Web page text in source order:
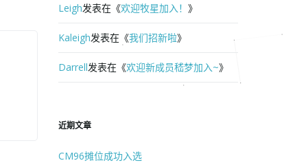
Leigh发表在《欢迎牧星加入！ 》
Kaleigh发表在《我们招新啦》
Darrell发表在《欢迎新成员嵇梦加入~》
近期文章
CM96摊位成功入选